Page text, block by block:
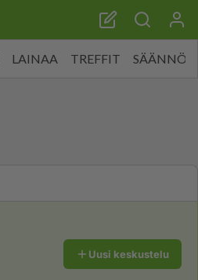
LAINAA TREFFIT SÄÄNNÖT
Uusi keskustelu